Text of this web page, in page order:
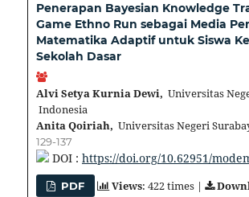
Penerapan Bayesian Knowledge
Game Ethno Run sebagai Media
Matematika Adaptif untuk Siswa
Sekolah Dasar
Alvi Setya Kurnia Dewi, Universitas
Indonesia
Anita Qoiriah, Universitas Negeri
129-137
DOI : https://doi.org/10.62951/
PDF Views: 422 times |